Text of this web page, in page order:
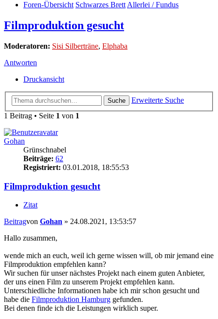
Foren-Übersicht Schwarzes BrettAllerlei / Fundus
Filmproduktion gesucht
Moderatoren: Sisi Silberträne, Elphaba
Antworten
Druckansicht
Suche
Erweiterte Suche
1 Beitrag • Seite 1 von 1
Gohan
Grünschnabel
Beiträge: 62
Registriert: 03.01.2018, 18:55:53
Filmproduktion gesucht
Zitat
Beitragvon Gohan » 24.08.2021, 13:53:57
Hallo zusammen,
wende mich an euch, weil ich gerne wissen will, ob mir jemand eine
Filmproduktion empfehlen kann?
Wir suchen für unser nächstes Projekt nach einem guten Anbieter,
der uns einen Film zu unserem Projekt empfehlen kann.
Unterschiedliche Informationen habe ich mir schon gesucht und
habe die Filmproduktion Hamburg gefunden.
Bei denen finde ich die Leistungen wirklich super.